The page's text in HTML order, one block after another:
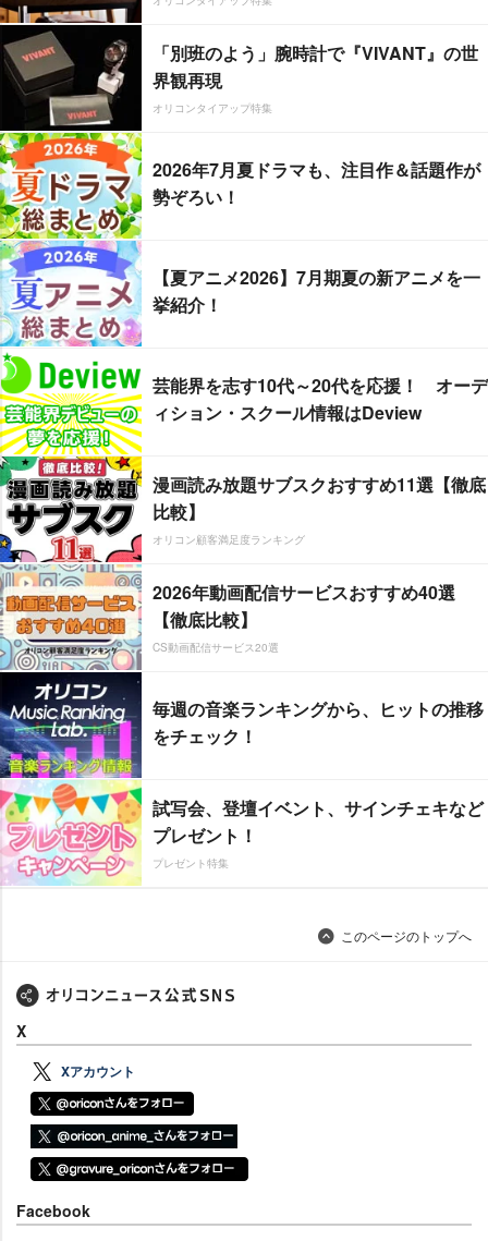
「別班のよう」腕時計で『VIVANT』の世
界観再現
オリコンタイアップ特集
2026年7月夏ドラマも、注目作＆話題作が
勢ぞろい！
【夏アニメ2026】7月期夏の新アニメを一
挙紹介！
芸能界を志す10代～20代を応援！ オーデ
ィション・スクール情報はDeview
漫画読み放題サブスクおすすめ11選【徹底
比較】
オリコン顧客満足度ランキング
2026年動画配信サービスおすすめ40選
【徹底比較】
CS動画配信サービス20選
毎週の音楽ランキングから、ヒットの推移
をチェック！
試写会、登壇イベント、サインチェキなど
プレゼント！
プレゼント特集
このページのトップへ
X
Xアカウント
Facebook